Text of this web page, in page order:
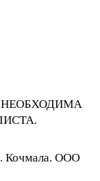
Кочмала. ООО